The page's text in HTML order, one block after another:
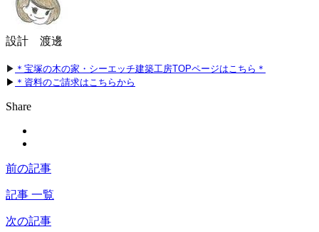
設計　渡邊
▶ ＊宝塚の木の家・シーエッチ建築工房TOPページはこちら＊
▶ ＊資料のご請求はこちらから
Share
前の記事
記事 一覧
次の記事